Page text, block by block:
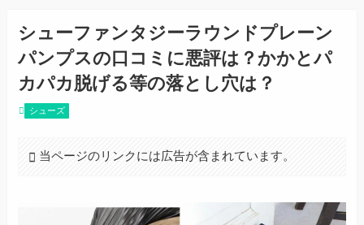
シューファンタジーラウンドプレーン
パンプスの口コミに悪評は？かかとパ
カパカ脱げる等の落とし穴は？
シューズ
当ページのリンクには広告が含まれています。